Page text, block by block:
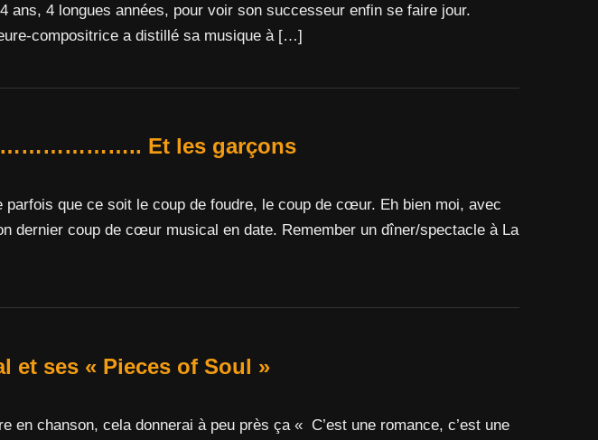
ans, 4 longues années, pour voir son successeur enfin se faire jour.
compositrice a distillé sa musique à […]
Et les garçons
parfois que ce soit le coup de foudre, le coup de cœur. Eh bien moi, avec
dernier coup de cœur musical en date. Remember un dîner/spectacle à La
et ses « Pieces of Soul »
en chanson, cela donnerai à peu près ça « C’est une romance, c’est une